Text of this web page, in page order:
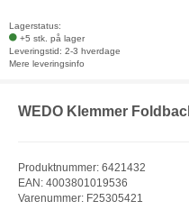
Lagerstatus:
+5 stk. på lager
Leveringstid: 2-3 hverdage
Mere leveringsinfo
WEDO Klemmer
Produktnummer: 6421432
EAN: 4003801019536
Varenummer: F25305421